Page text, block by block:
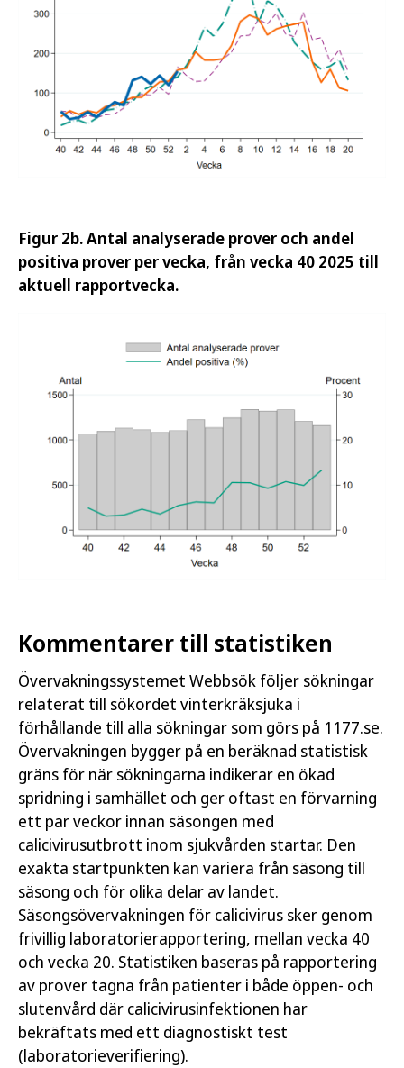
Figur 2b. Antal analyserade prover och andel
positiva prover per vecka, från vecka 40 2025 till
aktuell rapportvecka.
Kommentarer till statistiken
Övervakningssystemet Webbsök följer sökningar
relaterat till sökordet vinterkräksjuka i
förhållande till alla sökningar som görs på 1177.se.
Övervakningen bygger på en beräknad statistisk
gräns för när sökningarna indikerar en ökad
spridning i samhället och ger oftast en förvarning
ett par veckor innan säsongen med
calicivirusutbrott inom sjukvården startar. Den
exakta startpunkten kan variera från säsong till
säsong och för olika delar av landet.
Säsongsövervakningen för calicivirus sker genom
frivillig laboratorierapportering, mellan vecka 40
och vecka 20. Statistiken baseras på rapportering
av prover tagna från patienter i både öppen- och
slutenvård där calicivirusinfektionen har
bekräftats med ett diagnostiskt test
(laboratorieverifiering).